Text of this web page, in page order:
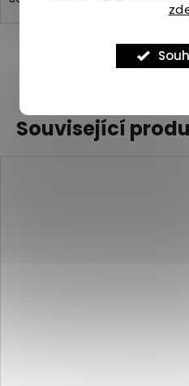
ZOBRAZIT VŠECHNY
Související